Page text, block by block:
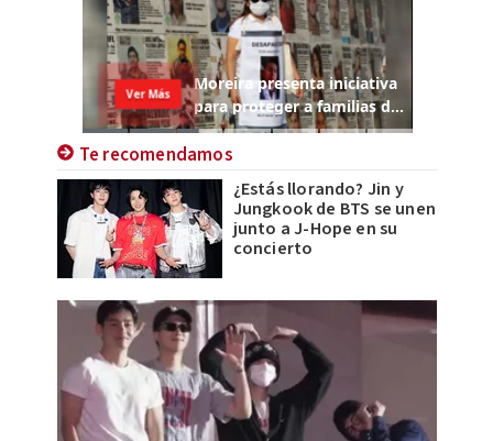
Te recomendamos
¿Estás llorando? Jin y
Jungkook de BTS se unen
junto a J-Hope en su
concierto